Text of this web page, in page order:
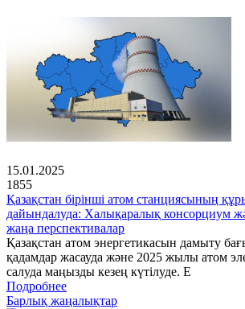
15.01.2025
1855
Қазақстан бірінші атом станциясының
дайындалуда: Халықаралық консорциум
жаңа перспективалар
Қазақстан атом энергетикасын дамыту
қадамдар жасауда және 2025 жылы атом
салуда маңызды кезең күтілуде. Е
Подробнее
Барлық жаңалықтар